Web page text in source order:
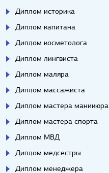
Диплом историка
Диплом капитана
Диплом косметолога
Диплом лингвиста
Диплом маляра
Диплом массажиста
Диплом мастера маникюра
Диплом мастера спорта
Диплом МВД
Диплом медсестры
Диплом менеджера